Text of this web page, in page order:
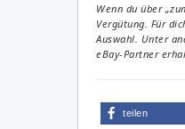
Wenn du über
Vergütung. Für
Auswahl. Unter
eBay-Partner
teilen